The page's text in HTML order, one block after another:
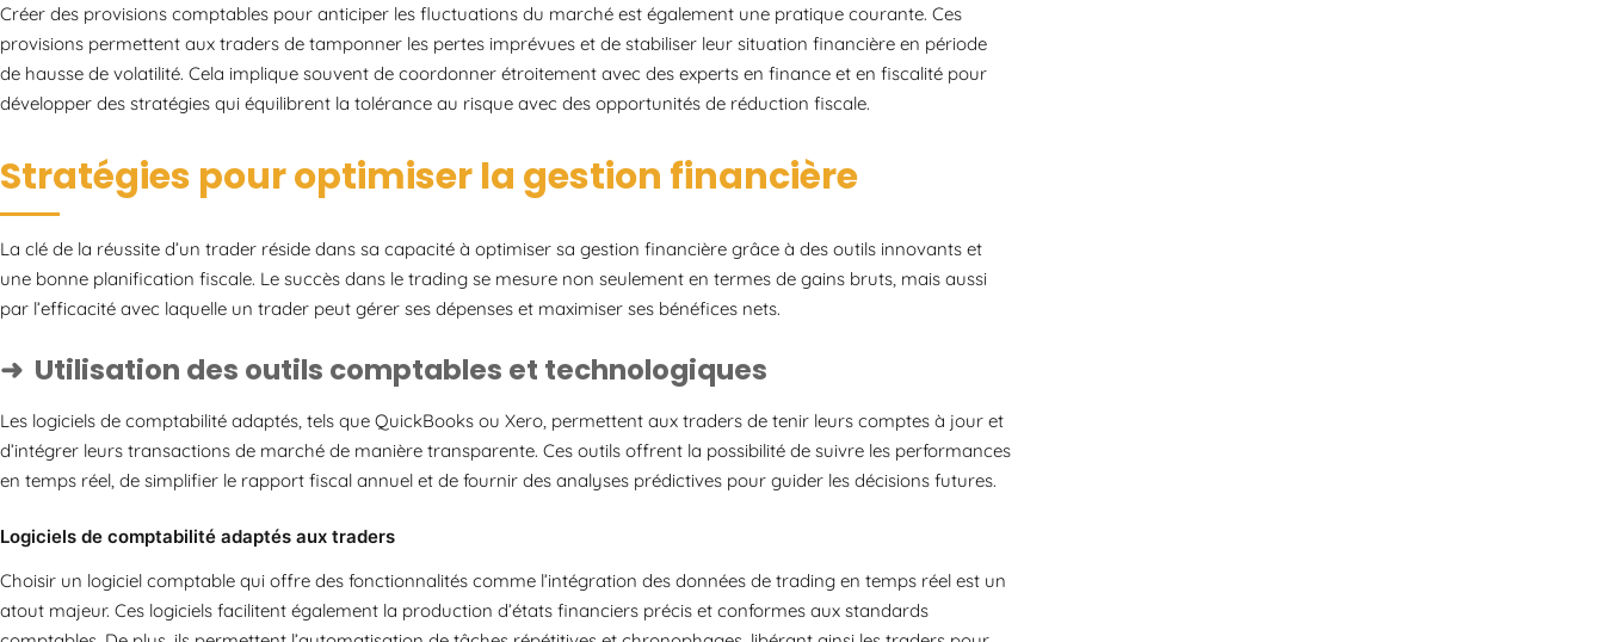
Créer des provisions comptables pour anticiper les fluctuations du marché est également une pratique courante. Ces
provisions permettent aux traders de tamponner les pertes imprévues et de stabiliser leur situation financière en période
de hausse de volatilité. Cela implique souvent de coordonner étroitement avec des experts en finance et en fiscalité pour
développer des stratégies qui équilibrent la tolérance au risque avec des opportunités de réduction fiscale.
Stratégies pour optimiser la gestion financière
La clé de la réussite d’un trader réside dans sa capacité à optimiser sa gestion financière grâce à des outils innovants et
une bonne planification fiscale. Le succès dans le trading se mesure non seulement en termes de gains bruts, mais aussi
par l’efficacité avec laquelle un trader peut gérer ses dépenses et maximiser ses bénéfices nets.
Utilisation des outils comptables et technologiques
Les logiciels de comptabilité adaptés, tels que QuickBooks ou Xero, permettent aux traders de tenir leurs comptes à jour et
d’intégrer leurs transactions de marché de manière transparente. Ces outils offrent la possibilité de suivre les performances
en temps réel, de simplifier le rapport fiscal annuel et de fournir des analyses prédictives pour guider les décisions futures.
Logiciels de comptabilité adaptés aux traders
Choisir un logiciel comptable qui offre des fonctionnalités comme l’intégration des données de trading en temps réel est un
atout majeur. Ces logiciels facilitent également la production d’états financiers précis et conformes aux standards